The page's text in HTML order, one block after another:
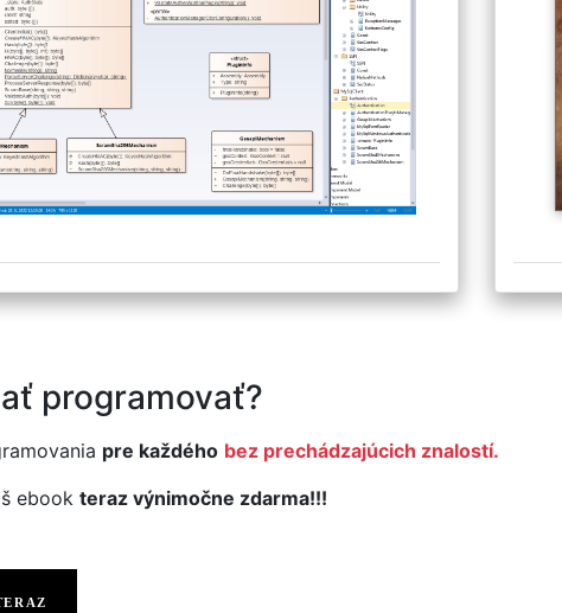
programovať?
pre každého bez prechádzajúcich znalostí.
ebook teraz výnimočne zdarma!!!